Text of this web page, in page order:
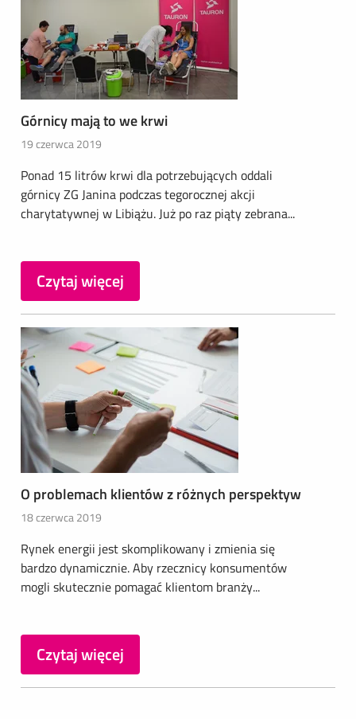
Górnicy mają to we krwi
19 czerwca 2019
Ponad 15 litrów krwi dla potrzebujących oddali
górnicy ZG Janina podczas tegorocznej akcji
charytatywnej w Libiążu. Już po raz piąty zebrana...
Czytaj więcej
O problemach klientów z różnych perspektyw
18 czerwca 2019
Rynek energii jest skomplikowany i zmienia się
bardzo dynamicznie. Aby rzecznicy konsumentów
mogli skutecznie pomagać klientom branży...
Czytaj więcej